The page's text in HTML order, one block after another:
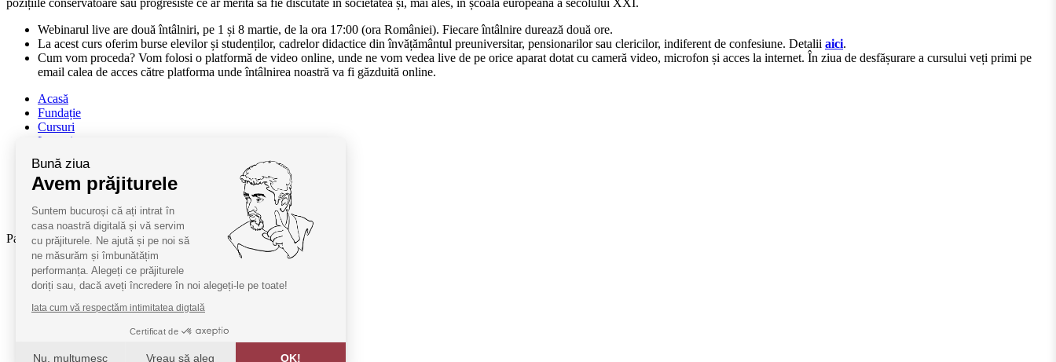
pozițiile conservatoare sau progresiste ce ar merita să fie discutate în societatea și, mai ales, în școala europeană a secolului XXI.
Webinarul live are două întâlniri, pe 1 și 8 martie, de la ora 17:00 (ora României). Fiecare întâlnire durează două ore.
La acest curs oferim burse elevilor și studenților, cadrelor didactice din învățământul preuniversitar, pensionarilor sau clericilor, indiferent de confesiune. Detalii aici.
Cum vom proceda? Vom folosi o platformă de video online, unde ne vom vedea live de pe orice aparat dotat cu cameră video, microfon și acces la internet. În ziua de desfășurare a cursului veți primi pe
email calea de acces către platforma unde întâlnirea noastră va fi găzduită online.
Acasă
Fundație
Cursuri
Lectori
Termeni și condiții
Cum deveniți oaspeți
SAL ANPC
Parteneri:
Radio Guerilla
RSM Romania
Barrier România
KPMG
Bună ziua
Avem prăjiturele
Suntem bucuroși că ați intrat în
casa noastră digitală și vă servim
cu prăjiturele. Ne ajută și pe noi să
ne măsurăm și îmbunătățim
performanța. Alegeți ce prăjiturele
doriți sau, dacă aveți încredere în noi alegeți-le pe toate!
Iata cum vă respectăm intimitatea digtală
Certificat de
Nu, mulțumesc Vreau să aleg OK!